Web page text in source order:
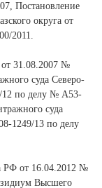
Постановление
округа от
2011.
31.08.2007 №
суда Северо-
12 по делу № А53-
суда
1249/13 по делу
РФ от 16.04.2012 №
Высшего